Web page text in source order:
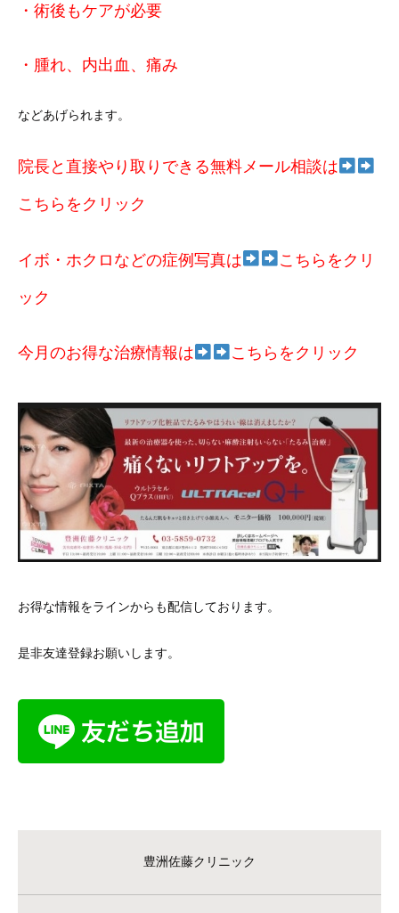
・術後もケアが必要
・腫れ、内出血、痛み
などあげられます。
院長と直接やり取りできる無料メール相談は
こちらをクリック
イボ・ホクロなどの症例写真は こちらをクリ
ック
今月のお得な治療情報は こちらをクリック
お得な情報をラインからも配信しております。
是非友達登録お願いします。
豊洲佐藤クリニック